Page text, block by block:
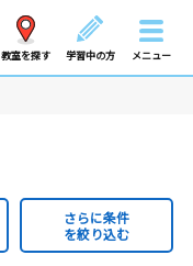
教室を探す 学習中の方 メニュー
さらに条件
を絞り込む